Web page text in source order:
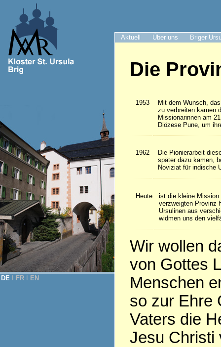
Aktuell Über uns Briger
DE FR EN
Die
1953
Mit dem Wunsch,
zu verbreiten kamen
Missionarinnen am
Diözese Pune, um
1962
Die Pionierarbeit
später dazu kamen,
Noviziat für indische
Heute
ist die kleine
verzweigten Provinz
Ursulinen aus
widmen uns den
Wir wollen
von Gottes
Menschen
so zur Ehre
Vaters die
Jesu Christi